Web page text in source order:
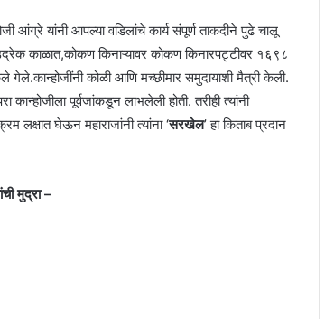
आंग्रे यांनी आपल्या वडिलांचे कार्य संपूर्ण ताकदीने पुढे चालू
काळात,कोकण किनाऱ्यावर कोकण किनारपट्टीवर १६९८
गेले.कान्होजींनी कोळी आणि मच्छीमार समुदायाशी मैत्री केली.
पूर्वजांकडून लाभलेली होती. तरीही त्यांनी
लक्षात घेऊन महाराजांनी त्यांना ‘सरखेल’ हा किताब प्रदान
मुद्रा –